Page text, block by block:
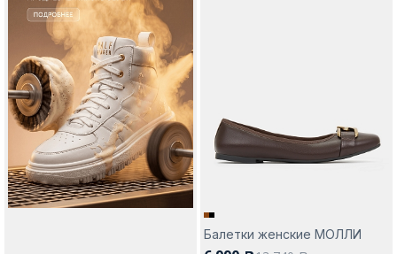
Балетки женские МОЛЛИ